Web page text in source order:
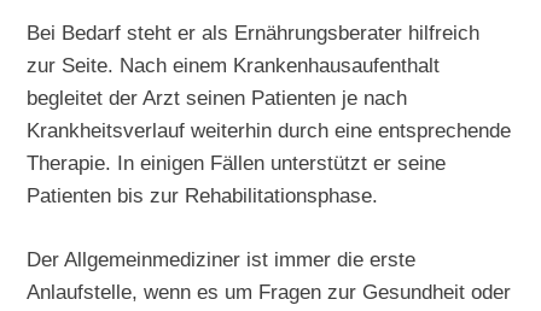
Bei Bedarf steht er als Ernährungsberater hilfreich
zur Seite. Nach einem Krankenhausaufenthalt
begleitet der Arzt seinen Patienten je nach
Krankheitsverlauf weiterhin durch eine entsprechende
Therapie. In einigen Fällen unterstützt er seine
Patienten bis zur Rehabilitationsphase.
Der Allgemeinmediziner ist immer die erste
Anlaufstelle, wenn es um Fragen zur Gesundheit oder